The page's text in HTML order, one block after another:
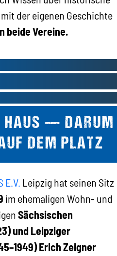
der eigenen Geschichte
beide Vereine.
HAUS — DARUM
DEM PLATZ
E.V. Leipzig hat seinen Sitz
im ehemaligen Wohn- und
Sächsischen
und Leipziger
Erich Zeigner